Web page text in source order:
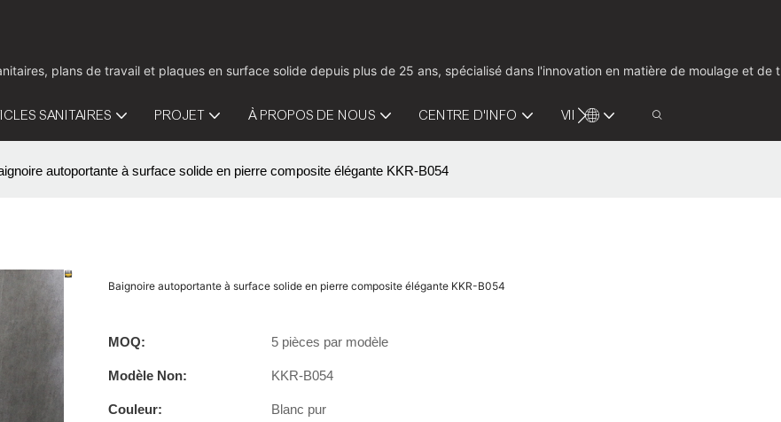
plans de travail et plaques en surface solide depuis plus de 25 ans, spécialisé dans l'innovation en matière de moulage et de
SANITAIRES PROJET À PROPOS DE NOUS CENTRE D'INFO VIDÉO CONTACTEZ-NOUS
autoportante à surface solide en pierre composite élégante KKR-B054
Baignoire autoportante à surface solide en pierre composite élégante KKR-B054
MOQ: 5 pièces par modèle
Modèle Non: KKR-B054
Couleur: Blanc pur